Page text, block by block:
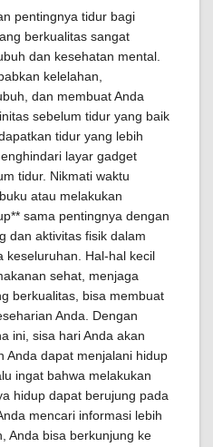
pentingnya tidur bagi
berkualitas sangat
dan kesehatan mental.
kelelahan,
dan membuat Anda
sebelum tidur yang baik
tidur yang lebih
layar gadget
tidur. Nikmati waktu
atau melakukan
sama pentingnya dengan
dan aktivitas fisik dalam
keseluruhan. Hal-hal kecil
sehat, menjaga
berkualitas, bisa membuat
Anda. Dengan
ini, sisa hari Anda akan
Anda dapat menjalani hidup
ingat bahwa melakukan
hidup dapat berujung pada
mencari informasi lebih
Anda bisa berkunjung ke